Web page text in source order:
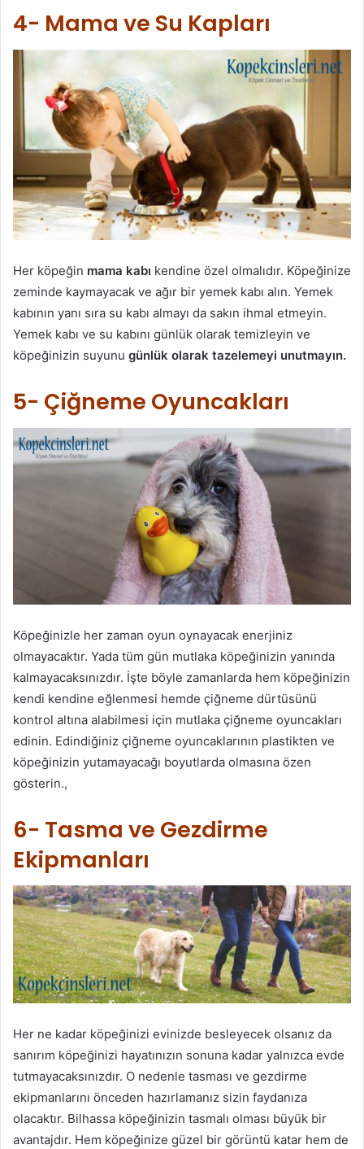
4- Mama ve Su Kapları
Her köpeğin mama kabı kendine özel olmalıdır. Köpeğinize
zeminde kaymayacak ve ağır bir yemek kabı alın. Yemek
kabının yanı sıra su kabı almayı da sakın ihmal etmeyin.
Yemek kabı ve su kabını günlük olarak temizleyin ve
köpeğinizin suyunu günlük olarak tazelemeyi unutmayın.
5- Çiğneme Oyuncakları
Köpeğinizle her zaman oyun oynayacak enerjiniz
olmayacaktır. Yada tüm gün mutlaka köpeğinizin yanında
kalmayacaksınızdır. İşte böyle zamanlarda hem köpeğinizin
kendi kendine eğlenmesi hemde çiğneme dürtüsünü
kontrol altına alabilmesi için mutlaka çiğneme oyuncakları
edinin. Edindiğiniz çiğneme oyuncaklarının plastikten ve
köpeğinizin yutamayacağı boyutlarda olmasına özen
gösterin.,
6- Tasma ve Gezdirme
Ekipmanları
Her ne kadar köpeğinizi evinizde besleyecek olsanız da
sanırım köpeğinizi hayatınızın sonuna kadar yalnızca evde
tutmayacaksınızdır. O nedenle tasması ve gezdirme
ekipmanlarını önceden hazırlamanız sizin faydanıza
olacaktır. Bilhassa köpeğinizin tasmalı olması büyük bir
avantajdır. Hem köpeğinize güzel bir görüntü katar hem de